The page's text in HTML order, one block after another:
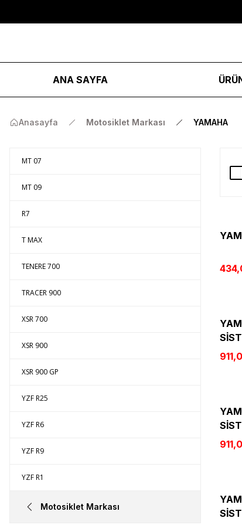
ANA SAYFA
Anasayfa Motosiklet Markası YAMAHA
MT 07
MT 09
R7
T MAX
TENERE 700
TRACER 900
XSR 700
XSR 900
XSR 900 GP
YZF R25
YZF R6
YZF R9
YZF R1
Motosiklet Markası